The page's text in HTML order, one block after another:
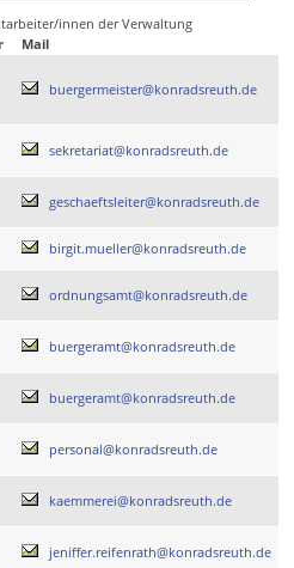
innen der Verwaltung
Mail
buergermeister@konradsreuth.de
sekretariat@konradsreuth.de
geschaeftsleiter@konradsreuth.de
birgit.mueller@konradsreuth.de
ordnungsamt@konradsreuth.de
buergeramt@konradsreuth.de
buergeramt@konradsreuth.de
personal@konradsreuth.de
kaemmerei@konradsreuth.de
jeniffer.reifenrath@konradsreuth.de